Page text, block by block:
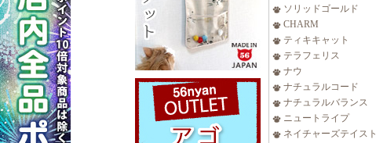
ソリッドゴールド
CHARM
ティキキャット
テラフェリス
ナウ
ナチュラルコード
ナチュラルバランス
ニュートライプ
ネイチャーズテイスト